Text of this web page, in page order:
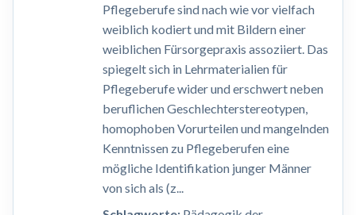
Pflegeberufe sind nach wie vor vielfach
weiblich kodiert und mit Bildern einer
weiblichen Fürsorgepraxis assoziiert. Das
spiegelt sich in Lehrmaterialien für
Pflegeberufe wider und erschwert neben
beruflichen Geschlechterstereotypen,
homophoben Vorurteilen und mangelnden
Kenntnissen zu Pflegeberufen eine
mögliche Identifikation junger Männer
von sich als (z...